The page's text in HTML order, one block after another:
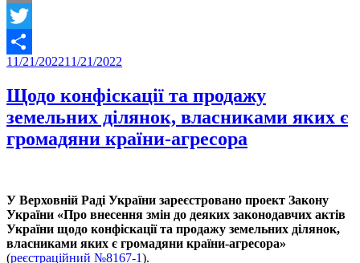
Email
Twitter
Share
Posted
11/21/202211/21/2022
Щодо конфіскації та продажу
земельних ділянок, власниками яких є
громадяни країни-агресора
У Верховній Раді України зареєстровано проект Закону
України «Про внесення змін до деяких законодавчих актів
України щодо конфіскації та продажу земельних ділянок,
власниками яких є громадяни країни-агресора»
(реєстраційний №8167-1).